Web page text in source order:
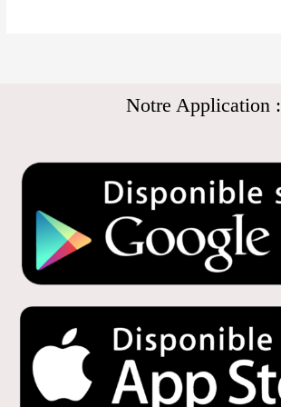
Notre Application :